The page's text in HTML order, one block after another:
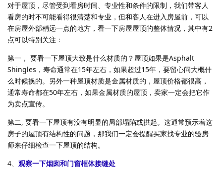
对于屋顶，尽管受到看房时间、专业性和条件的限制，我们带客人
看房的时不可能看得很清楚和专业，但和客人在进入房屋前，可以
在房屋外部稍远一点的地方，看一下房屋屋顶的整体情况，其中有2
点可以特别关注：
第一， 要看一下屋顶大致是什么材质的？屋顶如果是Asphalt
Shingles，寿命通常在15年左右，如果超过15年，要留心问大概什
么时候换的。另外一种屋顶材质是金属材质的，屋顶价格都很高，
通常寿命都在50年左右，如果金属材质的屋顶，卖家一定会把它作
为卖点宣传。
第二, 要看一下屋顶有没有明显的局部塌陷或拱起。这通常预示着这
房子的屋顶有结构性的问题，那我们一定会提醒买家找专业的验房
师来仔细检查一下屋顶的结构。
4、 观察一下烟囱和门窗框体接缝处